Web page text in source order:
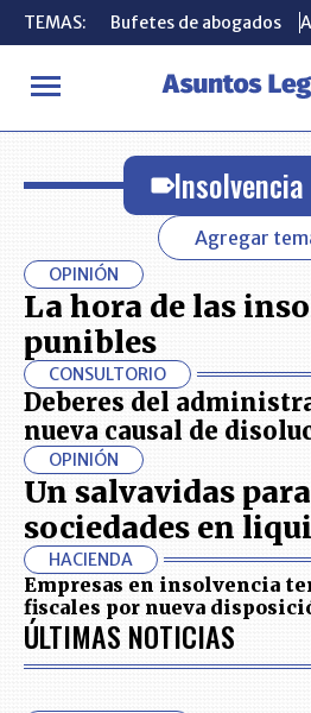
TEMAS: Bufetes de abogados
INICIO Insolvencia
TEMAS: Bufetes de abogados
Insolvencia
Agregar
OPINIÓN
La hora de las
punibles
CONSULTORIO
Deberes del
nueva causal de
OPINIÓN
Un salvavidas
sociedades en
HACIENDA
Empresas en insolvencia
fiscales por nueva
ÚLTIMAS NOTICIAS